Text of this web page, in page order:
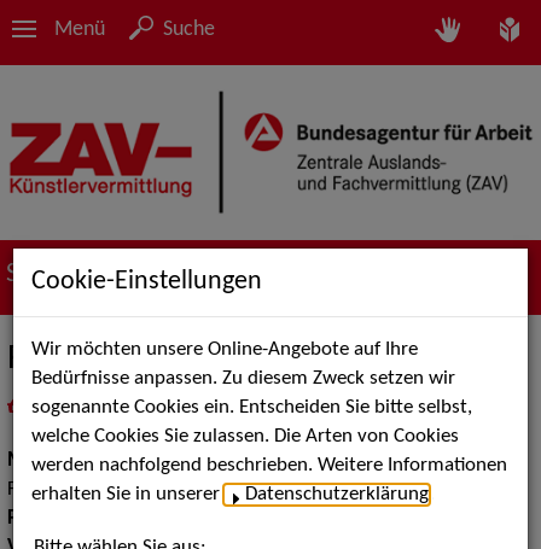
Menü Suche
Suche nach Künstler*innen
Rocky Verardo
als PDF speichern
inMeine Merklistelegen
Musik:Pop, Rock & Tanzmusik, Volksmusik und Intern.
Folklore
Pop Rock Tanzmusik:
Cookie-Einstellungen
Wir möchten unsere Online-Angebote auf Ihre
Bedürfnisse anpassen. Zu diesem Zweck setzen wir
sogenannte Cookies ein. Entscheiden Sie bitte selbst,
welche Cookies Sie zulassen. Die Arten von Cookies
werden nachfolgend beschrieben. Weitere Informationen
erhalten Sie in unserer
Datenschutzerklärung